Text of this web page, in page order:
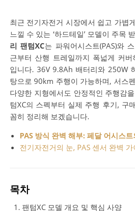
최근 전기자전거 시장에서 쉽고 가볍게 MTB 특유의 짜릿함을
느낄 수 있는 ‘하드테일’ 모델이 주목
리 팬텀XC는 파워어시스트(PAS)와
근부터 산행 트레일까지 폭넓게 커
입니다. 36V 9.8Ah 배터리와 250W
탕으로 90km 주행이 가능하며, 서스
다양한 지형에서도 안정적인 주행감
텀XC의 스펙부터 실제 주행 후기, 구
꼼히 정리해 보겠습니다.
PAS 방식 완벽 해부: 페달 어시스
전기자전거의 눈, PAS 센서 완벽 가
목차
팬텀XC 모델 개요 및 핵심 사양